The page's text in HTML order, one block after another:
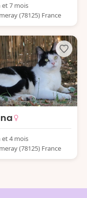
et 7 mois
(78125) France
et 4 mois
(78125) France